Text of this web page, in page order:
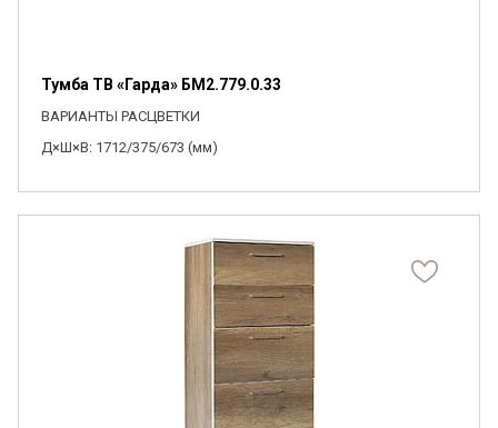
Тумба ТВ «Гарда» БМ2.779.0.33
ВАРИАНТЫ РАСЦВЕТКИ
Д×Ш×В: 1712/375/673 (мм)